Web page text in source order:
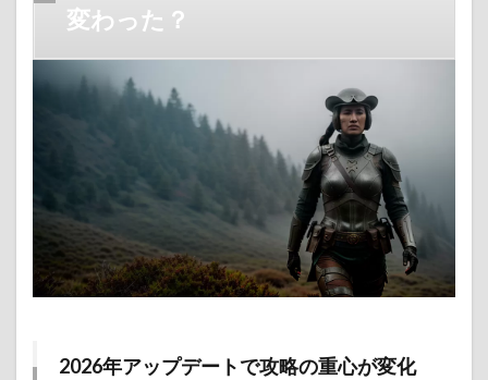
変わった？
2026年アップデートで攻略の重心が変化